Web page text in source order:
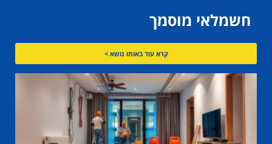
חשמלאי מוסמך
קרא עוד באותו נושא >